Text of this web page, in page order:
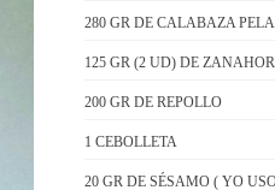
280 GR DE CALABAZA
125 GR (2 UD) DE
200 GR DE REPOLLO
1 CEBOLLETA
20 GR DE SÉSAMO ( YO